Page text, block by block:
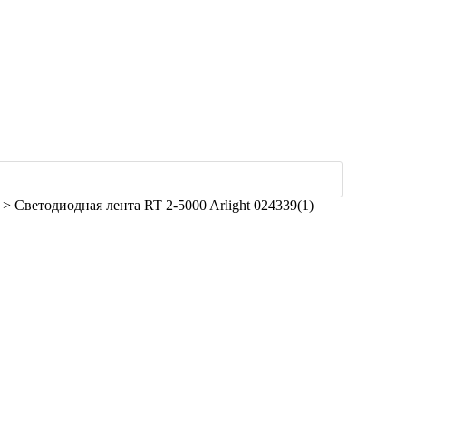
> Светодиодная лента RT 2-5000 Arlight 024339(1)